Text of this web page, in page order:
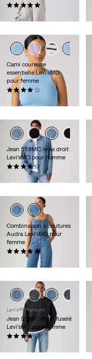
98,00 $
Cami coureuse
essentielle Levi’sMD
pour femme
25,00 $
Jean 559MC relax droit
Levi’sMD pour homme
(371)
Combinaison à coutures
Audra Levi’sMD pour
femme
119,95 $
Levi'sᴹᴰ Premium
Jean 512MC étroit fuselé
Levi’sMD pour homme
(154)
118,00 $